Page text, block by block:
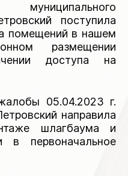
поступила
помещений в нашем
размещении
доступа на
05.04.2023 г.
направила
шлагбаума и
в первоначальное